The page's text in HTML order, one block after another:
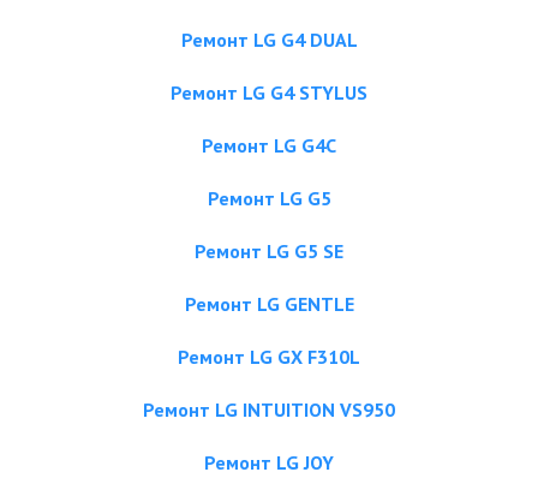
Ремонт LG G4 DUAL
Ремонт LG G4 STYLUS
Ремонт LG G4C
Ремонт LG G5
Ремонт LG G5 SE
Ремонт LG GENTLE
Ремонт LG GX F310L
Ремонт LG INTUITION VS950
Ремонт LG JOY